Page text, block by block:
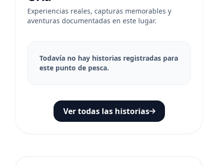
Experiencias reales, capturas memorables y
aventuras documentadas en este lugar.
Todavía no hay historias registradas para
este punto de pesca.
Ver todas las historias